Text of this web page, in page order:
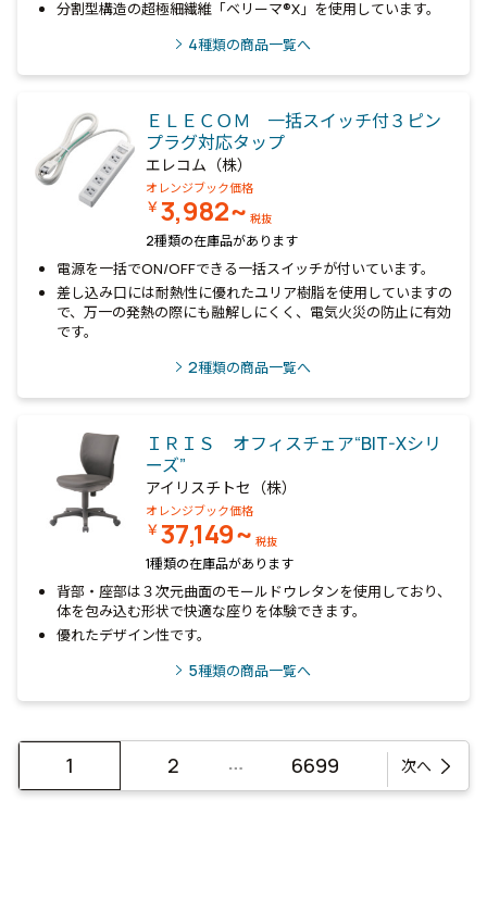
分割型構造の超極細繊維「ベリーマ®X」を使用しています。
4種類の商品一覧へ
ＥＬＥＣＯＭ 一括スイッチ付３ピン
プラグ対応タップ
エレコム（株）
オレンジブック価格
￥3,982~ 税抜
2種類の在庫品があります
電源を一括でON/OFFできる一括スイッチが付いています。
差し込み口には耐熱性に優れたユリア樹脂を使用していますの
で、万一の発熱の際にも融解しにくく、電気火災の防止に有効
です。
2種類の商品一覧へ
ＩＲＩＳ オフィスチェア“BIT-Xシリ
ーズ”
アイリスチトセ（株）
オレンジブック価格
￥37,149~ 税抜
1種類の在庫品があります
背部・座部は３次元曲面のモールドウレタンを使用しており、
体を包み込む形状で快適な座りを体験できます。
優れたデザイン性です。
5種類の商品一覧へ
1 2 … 6699 次へ